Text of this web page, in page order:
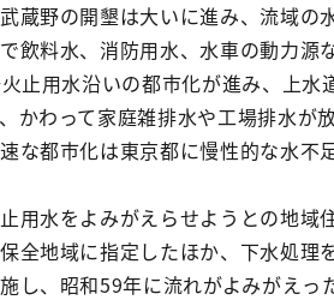
蔵野の開墾は大いに進み、流域
飲料水、消防用水、水車の動力源
止用水沿いの都市化が進み、上
かわって家庭雑排水や工場排水が
な都市化は東京都に慢性的な水
用水をよみがえらせようとの地
全地域に指定したほか、下水処理
し、昭和59年に流れがよみがえっ